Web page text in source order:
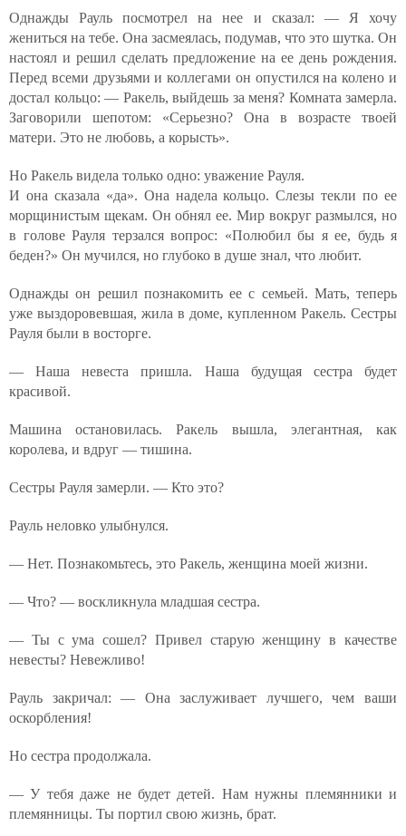
Однажды Рауль посмотрел на нее и сказал: — Я хочу
жениться на тебе. Она засмеялась, подумав, что это шутка. Он
настоял и решил сделать предложение на ее день рождения.
Перед всеми друзьями и коллегами он опустился на колено и
достал кольцо: — Ракель, выйдешь за меня? Комната замерла.
Заговорили шепотом: «Серьезно? Она в возрасте твоей
матери. Это не любовь, а корысть».
Но Ракель видела только одно: уважение Рауля.
И она сказала «да». Она надела кольцо. Слезы текли по ее
морщинистым щекам. Он обнял ее. Мир вокруг размылся, но
в голове Рауля терзался вопрос: «Полюбил бы я ее, будь я
беден?» Он мучился, но глубоко в душе знал, что любит.
Однажды он решил познакомить ее с семьей. Мать, теперь
уже выздоровевшая, жила в доме, купленном Ракель. Сестры
Рауля были в восторге.
— Наша невеста пришла. Наша будущая сестра будет
красивой.
Машина остановилась. Ракель вышла, элегантная, как
королева, и вдруг — тишина.
Сестры Рауля замерли. — Кто это?
Рауль неловко улыбнулся.
— Нет. Познакомьтесь, это Ракель, женщина моей жизни.
— Что? — воскликнула младшая сестра.
— Ты с ума сошел? Привел старую женщину в качестве
невесты? Невежливо!
Рауль закричал: — Она заслуживает лучшего, чем ваши
оскорбления!
Но сестра продолжала.
— У тебя даже не будет детей. Нам нужны племянники и
племянницы. Ты портил свою жизнь, брат.